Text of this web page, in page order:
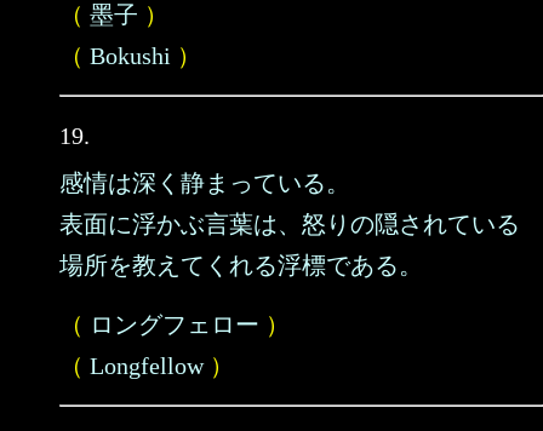
（ 墨子 ）
（ Bokushi ）
19.
感情は深く静まっている。
表面に浮かぶ言葉は、怒りの隠されている
場所を教えてくれる浮標である。
（ ロングフェロー ）
（ Longfellow）